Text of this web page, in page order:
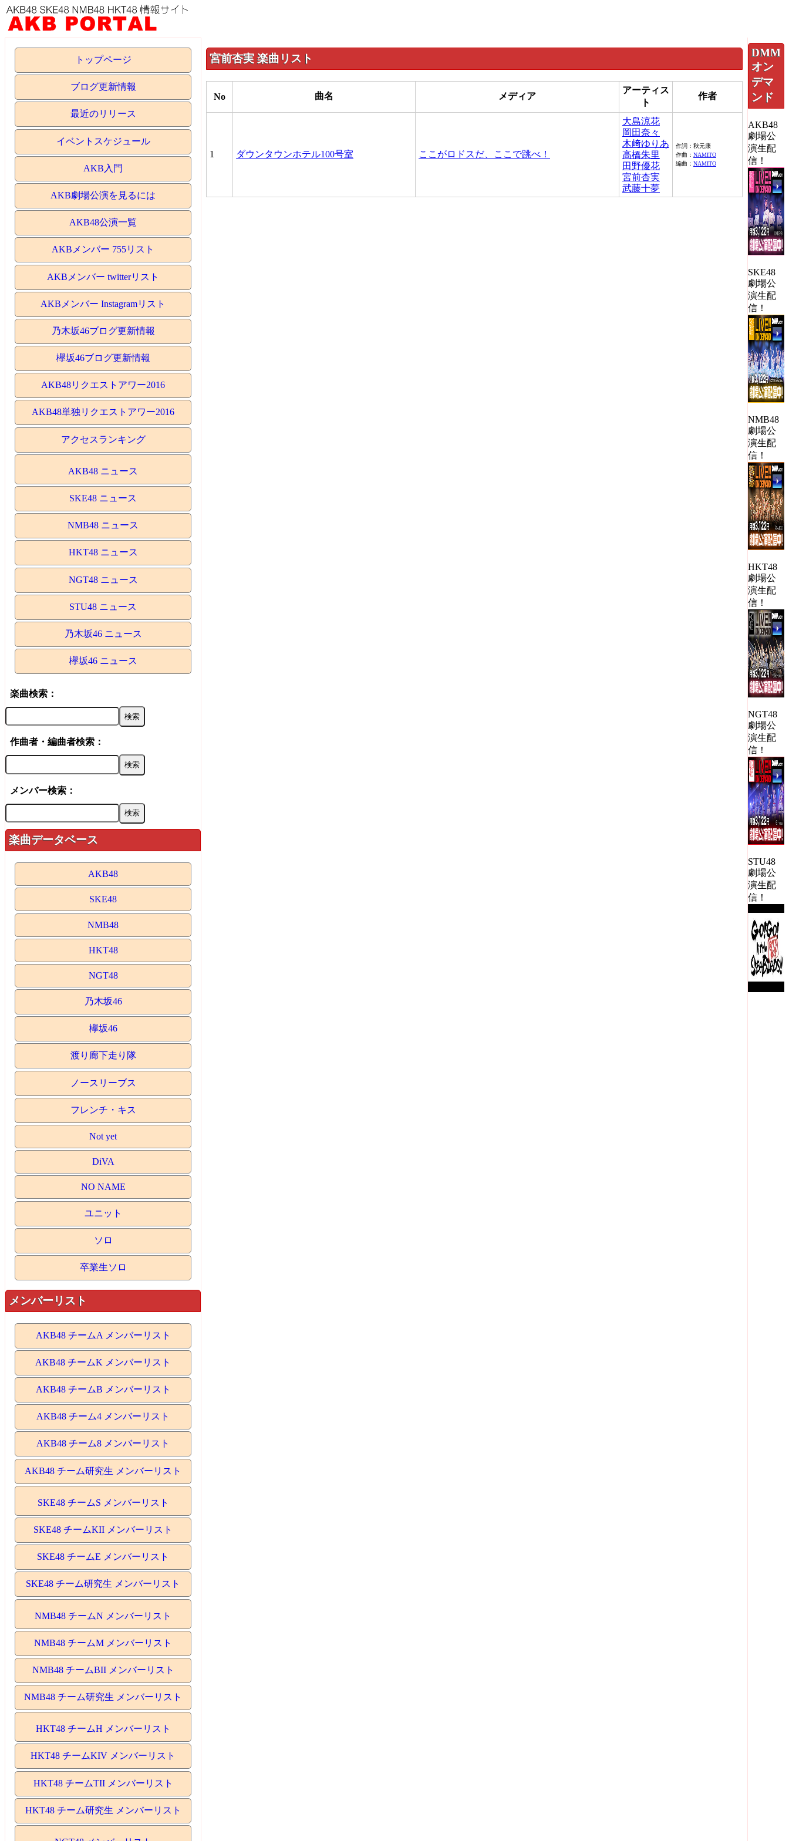
トップページ
ブログ更新情報
最近のリリース
イベントスケジュール
AKB入門
AKB劇場公演を見るには
AKB48公演一覧
AKBメンバー 755リスト
AKBメンバー twitterリスト
AKBメンバー Instagramリスト
乃木坂46ブログ更新情報
欅坂46ブログ更新情報
AKB48リクエストアワー2016
AKB48単独リクエストアワー2016
アクセスランキング
AKB48 ニュース
SKE48 ニュース
NMB48 ニュース
HKT48 ニュース
NGT48 ニュース
STU48 ニュース
乃木坂46 ニュース
欅坂46 ニュース
楽曲検索：
作曲者・編曲者検索：
メンバー検索：
楽曲データベース
AKB48
SKE48
NMB48
HKT48
NGT48
乃木坂46
欅坂46
渡り廊下走り隊
ノースリーブス
フレンチ・キス
Not yet
DiVA
NO NAME
ユニット
ソロ
卒業生ソロ
メンバーリスト
AKB48 チームA メンバーリスト
AKB48 チームK メンバーリスト
AKB48 チームB メンバーリスト
AKB48 チーム4 メンバーリスト
AKB48 チーム8 メンバーリスト
AKB48 チーム研究生 メンバーリスト
SKE48 チームS メンバーリスト
SKE48 チームKII メンバーリスト
SKE48 チームE メンバーリスト
SKE48 チーム研究生 メンバーリスト
NMB48 チームN メンバーリスト
NMB48 チームM メンバーリスト
NMB48 チームBII メンバーリスト
NMB48 チーム研究生 メンバーリスト
HKT48 チームH メンバーリスト
HKT48 チームKIV メンバーリスト
HKT48 チームTII メンバーリスト
HKT48 チーム研究生 メンバーリスト
宮前杏実 楽曲リスト
No 曲名 メディア
アーティス
ト
作者
1 ダウンタウンホテル100号室 ここがロドスだ、ここで跳べ！
大島涼花
岡田奈々
木﨑ゆりあ
高橋朱里
田野優花
宮前杏実
武藤十夢
作詞：秋元康
作曲： NAMITO
編曲： NAMITO
DMM
オン
デマ
ンド
AKB48
劇場公
演生配
信！
SKE48
劇場公
演生配
信！
NMB48
劇場公
演生配
信！
HKT48
劇場公
演生配
信！
NGT48
劇場公
演生配
信！
STU48
劇場公
演生配
信！